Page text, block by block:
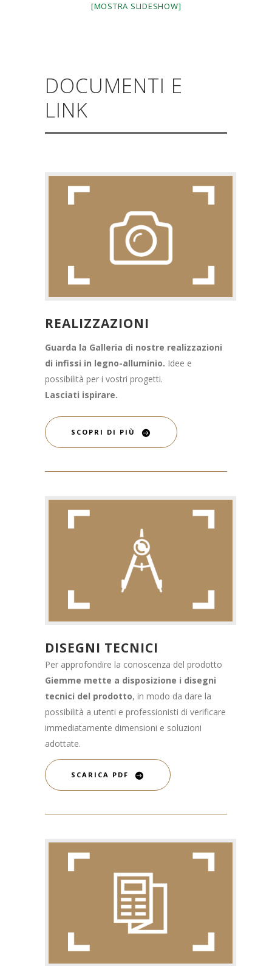
[MOSTRA SLIDESHOW]
DOCUMENTI E
LINK
REALIZZAZIONI
Guarda la Galleria di nostre realizzazioni
di infissi in legno-alluminio. Idee e
possibilità per i vostri progetti.
Lasciati ispirare.
SCOPRI DI PIÙ
DISEGNI TECNICI
Per approfondire la conoscenza del prodotto
Giemme mette a disposizione i disegni
tecnici del prodotto, in modo da dare la
possibilità a utenti e professionisti di verificare
immediatamente dimensioni e soluzioni
adottate.
SCARICA PDF